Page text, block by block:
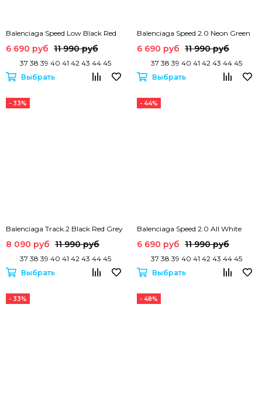
Balenciaga Speed Low Black Red
6 690 руб 11 990 руб
37 38 39 40 41 42 43 44 45
Выбрать
Balenciaga Speed 2.0 Neon Green
6 690 руб 11 990 руб
37 38 39 40 41 42 43 44 45
Выбрать
- 33%
Balenciaga Track.2 Black Red Grey
8 090 руб 11 990 руб
37 38 39 40 41 42 43 44 45
Выбрать
- 44%
Balenciaga Speed 2.0 All White
6 690 руб 11 990 руб
37 38 39 40 41 42 43 44 45
Выбрать
- 33% - 48%